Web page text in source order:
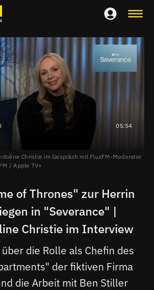
05:54
Christie im Gespräch mit FluxFM-Moderator
/ Apple TV+
of Thrones" zur Herrin
in "Severance" |
Christie im Interview
die Rolle als Chefin des
der fiktiven Firma
die Arbeit mit Ben Stiller